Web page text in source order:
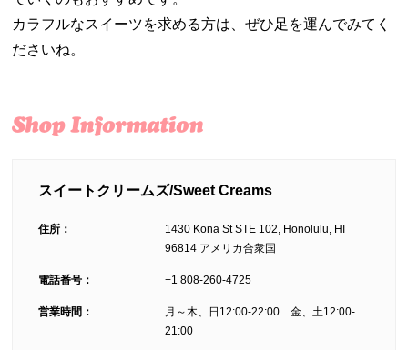
カラフルなスイーツを求める方は、ぜひ足を運んでみてく
ださいね。
スイートクリームズ/Sweet Creams
住所：
1430 Kona St STE 102, Honolulu, HI
96814 アメリカ合衆国
電話番号： +1 808-260-4725
営業時間：
月～木、日12:00-22:00 金、土12:00-
21:00